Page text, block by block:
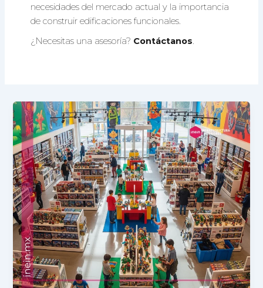
necesidades del mercado actual y la importancia
de construir edificaciones funcionales.
¿Necesitas una asesoría? Contáctanos.